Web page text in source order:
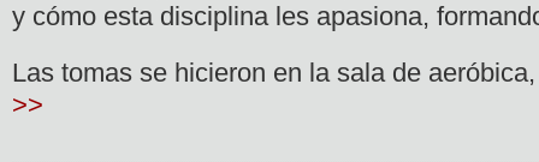
y cómo esta disciplina les apasiona,
Las tomas se hicieron en la sala de
>>